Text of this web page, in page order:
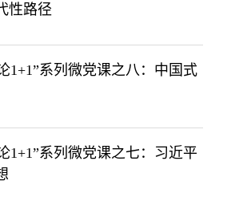
性路径
1+1”系列微党课之八：中国式
1+1”系列微党课之七：习近平